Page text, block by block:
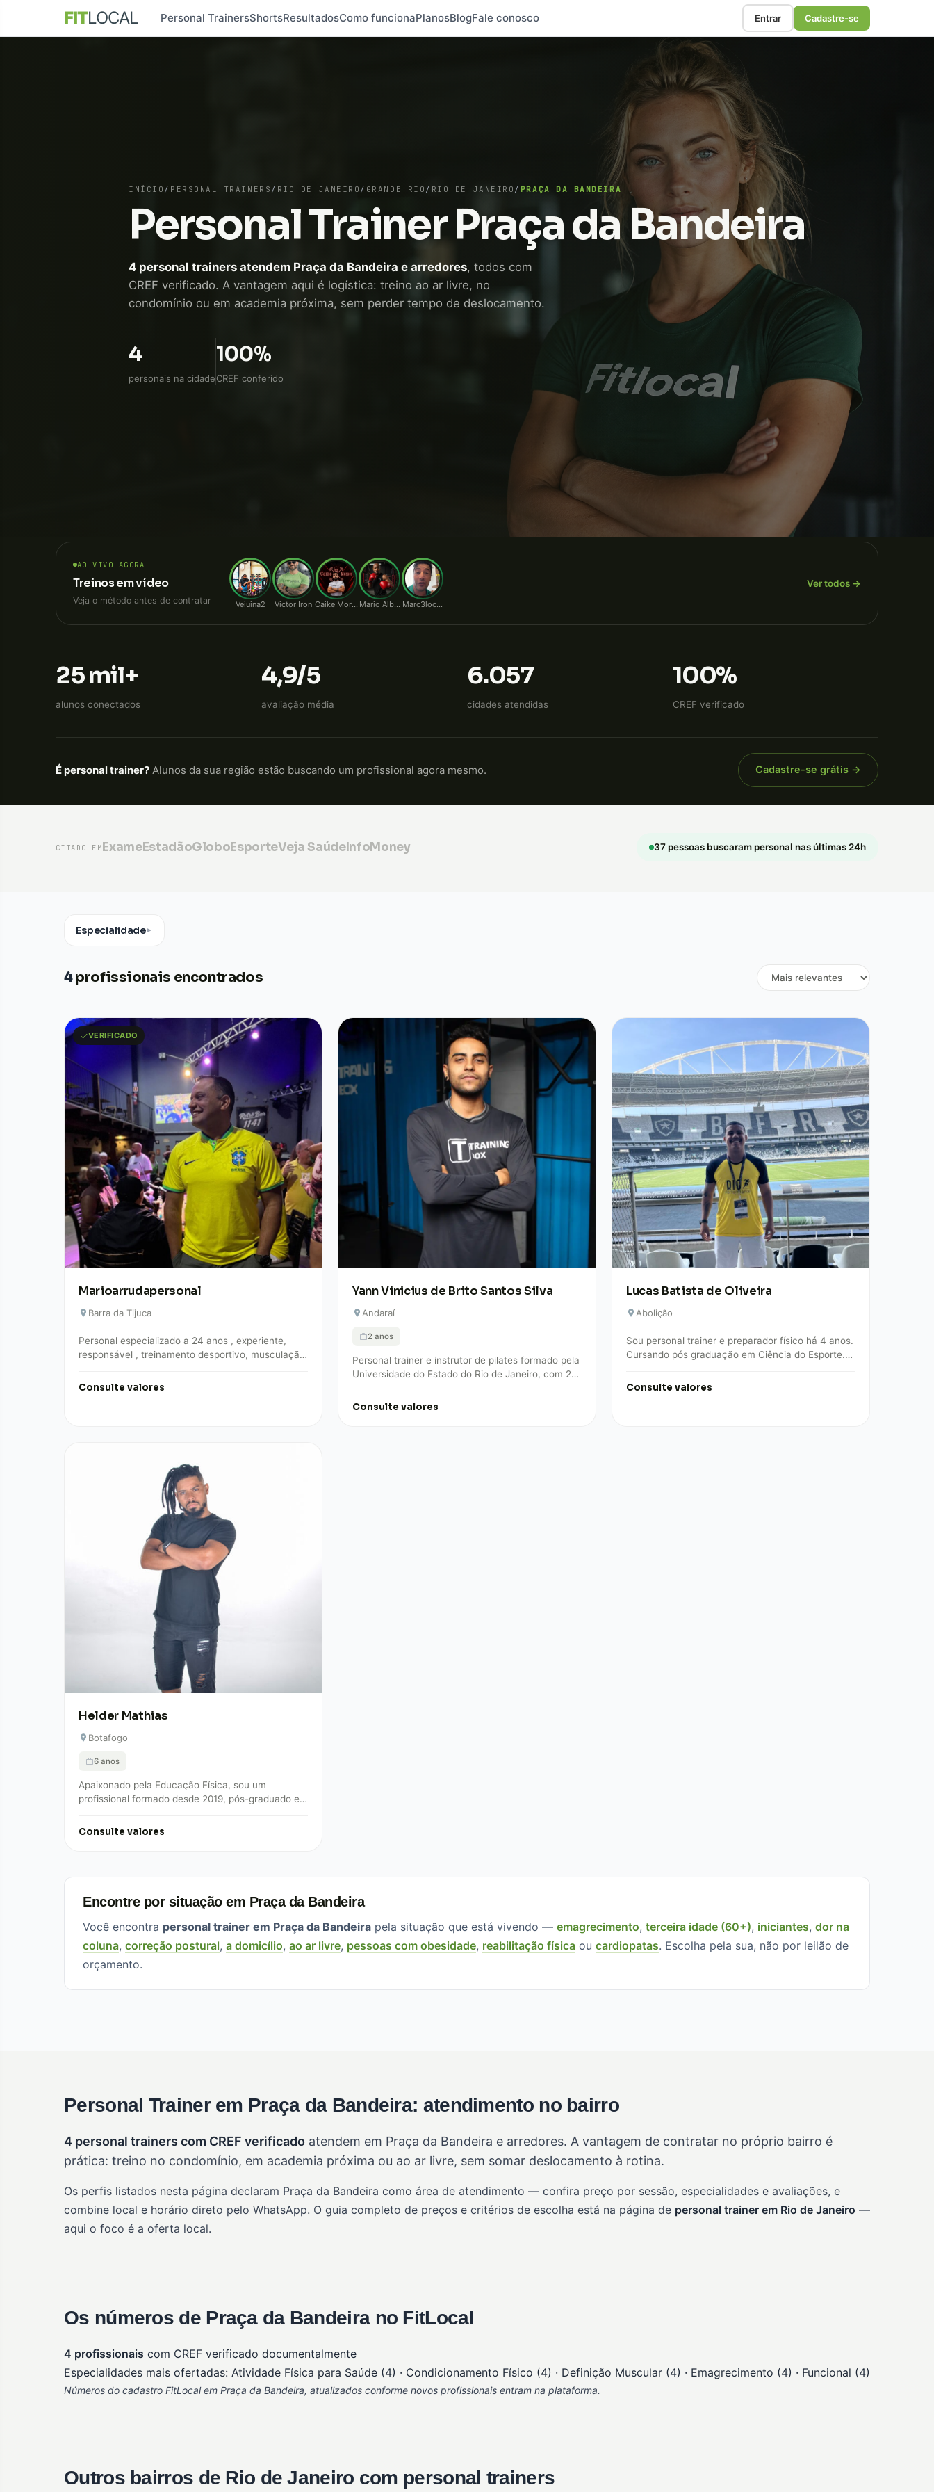
FITLOCAL Personal TrainersShortsResultadosComo funcionaPlanosBlogFale conosco Entrar Cadastre-se
INÍCIO / PERSONAL TRAINERS / RIO DE JANEIRO / GRANDE RIO / RIO DE JANEIRO / PRAÇA DA BANDEIRA
Personal Trainer Praça da Bandeira
4 personal trainers atendem Praça da Bandeira e arredores, todos com
CREF verificado. A vantagem aqui é logística: treino ao ar livre, no
condomínio ou em academia próxima, sem perder tempo de deslocamento.
4
personais na cidade
100%
CREF conferido
AO VIVO AGORA
Treinos em vídeo
Veja o método antes de contratar Veiuina2 Victor Iron Caike MoraesMario AlbertoMarc3locunha
Ver todos →
25 mil+
alunos conectados
4,9/5
avaliação média
6.057
cidades atendidas
100%
CREF verificado
É personal trainer? Alunos da sua região estão buscando um profissional agora mesmo. Cadastre-se grátis →
CITADO EM ExameEstadãoGloboEsporteVeja SaúdeInfoMoney 37 pessoas buscaram personal nas últimas 24h
Especialidade▼
4profissionais encontrados
VERIFICADO
Marioarrudapersonal
Barra da Tijuca
Personal especializado a 24 anos , experiente,
responsável , treinamento desportivo, musculação,
condicionamento físico.
Consulte valores
Yann Vinicius de Brito Santos Silva
Andaraí
2 anos
Personal trainer e instrutor de pilates formado pela
Universidade do Estado do Rio de Janeiro, com 2
Consulte valores
Lucas Batista de Oliveira
Abolição
Sou personal trainer e preparador físico há 4 anos.
Cursando pós graduação em Ciência do Esporte.
Consulte valores
Helder Mathias
Botafogo
6 anos
Apaixonado pela Educação Física, sou um
profissional formado desde 2019, pós-graduado em
técnicas posturais. Como carioca, casado…
Consulte valores
Encontre por situação em Praça da Bandeira
Você encontra personal trainer em Praça da Bandeira pela situação que está vivendo — emagrecimento, terceira idade (60+), iniciantes, dor na
coluna, correção postural, a domicílio, ao ar livre, pessoas com obesidade, reabilitação física ou cardiopatas. Escolha pela sua, não por leilão de
orçamento.
Personal Trainer em Praça da Bandeira: atendimento no bairro
4 personal trainers com CREF verificado atendem em Praça da Bandeira e arredores. A vantagem de contratar no próprio bairro é
prática: treino no condomínio, em academia próxima ou ao ar livre, sem somar deslocamento à rotina.
Os perfis listados nesta página declaram Praça da Bandeira como área de atendimento — confira preço por sessão, especialidades e avaliações, e
combine local e horário direto pelo WhatsApp. O guia completo de preços e critérios de escolha está na página de personal trainer em Rio de Janeiro —
aqui o foco é a oferta local.
Os números de Praça da Bandeira no FitLocal
4 profissionais com CREF verificado documentalmente
Especialidades mais ofertadas: Atividade Física para Saúde (4) · Condicionamento Físico (4) · Definição Muscular (4) · Emagrecimento (4) · Funcional (4)
Números do cadastro FitLocal em Praça da Bandeira, atualizados conforme novos profissionais entram na plataforma.
Outros bairros de Rio de Janeiro com personal trainers